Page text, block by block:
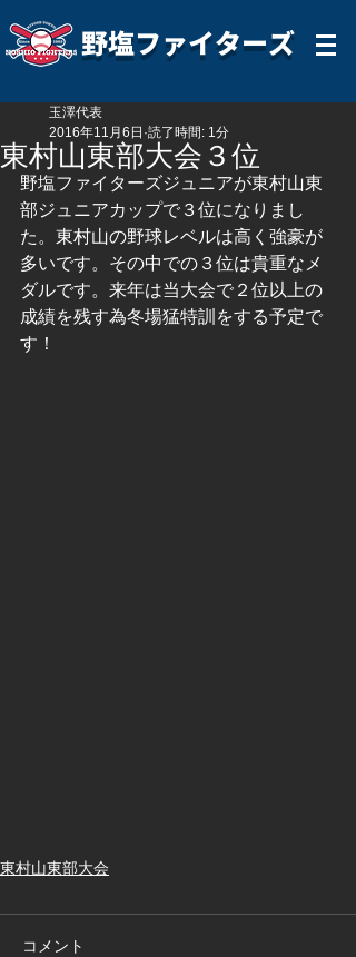
野塩ファイターズ
東村山東部大会３位
玉澤代表
2016年11月6日 読了時間: 1分
野塩ファイターズジュニアが東村山東
部ジュニアカップで３位になりまし
た。東村山の野球レベルは高く強豪が
多いです。その中での３位は貴重なメ
ダルです。来年は当大会で２位以上の
成績を残す為冬場猛特訓をする予定で
す！
東村山東部大会
コメント